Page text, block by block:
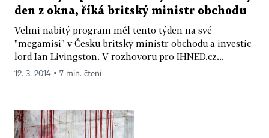
den z okna, říká britský ministr obchodu
Velmi nabitý program měl tento týden na své
"megamisi" v Česku britský ministr obchodu a investic
lord Ian Livingston. V rozhovoru pro IHNED.cz...
12. 3. 2014 ▪ 7 min. čtení